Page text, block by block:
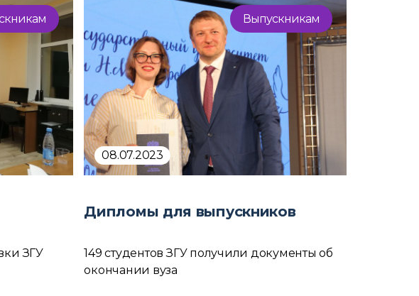
ЗГУ
Выпускникам
08.07.2023
Дипломы для выпускников
149 студентов ЗГУ получили документы об
окончании вуза